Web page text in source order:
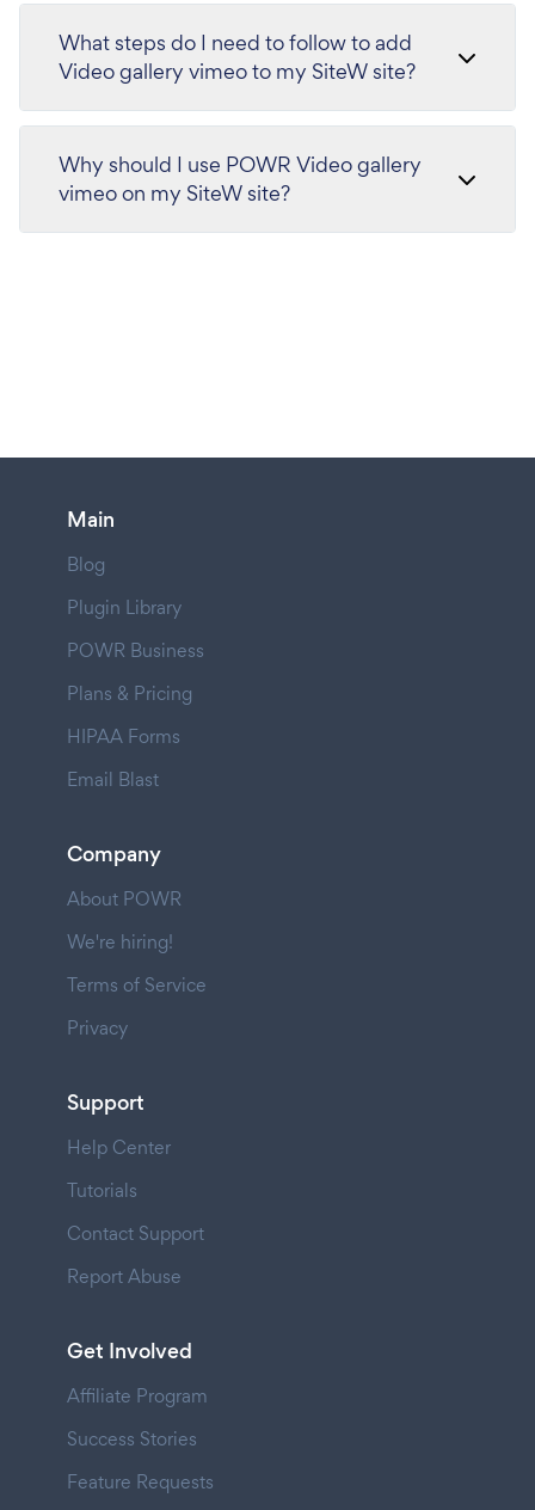
What steps do I need to follow to add
Video gallery vimeo to my SiteW site?
Why should I use POWR Video gallery
vimeo on my SiteW site?
Main
Blog
Plugin Library
POWR Business
Plans & Pricing
HIPAA Forms
Email Blast
Company
About POWR
We're hiring!
Terms of Service
Privacy
Support
Help Center
Tutorials
Contact Support
Report Abuse
Get Involved
Affiliate Program
Success Stories
Feature Requests